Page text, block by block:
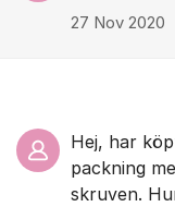
27 Nov 2020
Hej, har
packning
skruven.